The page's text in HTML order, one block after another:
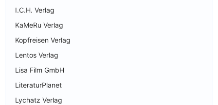
I.C.H. Verlag
KaMeRu Verlag
Kopfreisen Verlag
Lentos Verlag
Lisa Film GmbH
LiteraturPlanet
Lychatz Verlag